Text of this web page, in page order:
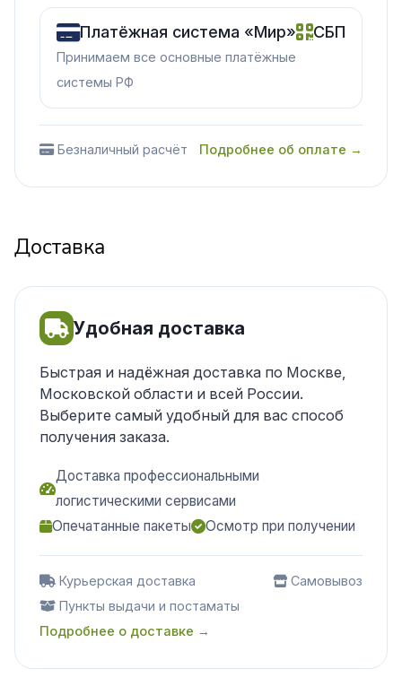
Платёжная система «Мир» СБП
Принимаем все основные платёжные
системы РФ
Безналичный расчёт Подробнее об оплате →
Доставка
Удобная доставка
Быстрая и надёжная доставка по Москве,
Московской области и всей России.
Выберите самый удобный для вас способ
получения заказа.
Доставка профессиональными
логистическими сервисами
Опечатанные пакеты
Осмотр при получении
Курьерская доставка
Самовывоз
Пункты выдачи и постаматы
Подробнее о доставке →